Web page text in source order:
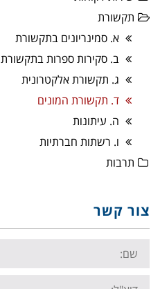
תקשורת
א. סמינריונים בתקשורת
ב. סקירות ספרות בתקשורת
ג. תקשורת אלקטרונית
ד. תקשורת המונים
ה. עיתונות
ו. רשתות חברתיות
תרבות
צור קשר
Name:
Email: